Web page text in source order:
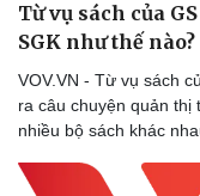
Từ vụ sách của
SGK như thế nào?
VOV.VN - Từ vụ sách
ra câu chuyện quản
nhiều bộ sách khác